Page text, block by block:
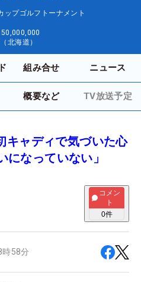
ップゴルフトーナメント
北海道）
組み合せ ニュース
概要など TV放送予定
キャディで気づいた心
になっていない」
コメン
ト
0件
58分